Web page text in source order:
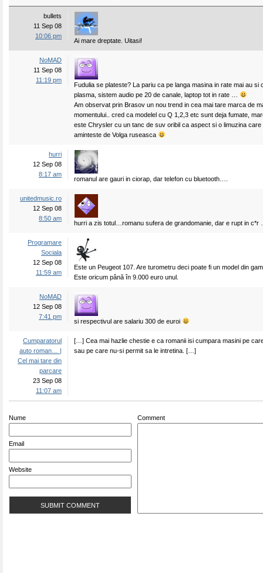
bullets
11 Sep 08
10:06 pm
Ai mare dreptate. Uitasi!
NoMAD
11 Sep 08
11:19 pm
Fudulia se plateste? La pariu ca pe langa masina in rate mai au si
plasma, sistem audio pe 20 de canale, laptop tot in rate …
Am observat prin Brasov un nou trend in cea mai tare marca de
momentului.. cred ca modelel cu Q 1,2,3 etc sunt deja fumate,
este Chrysler cu un tanc de suv oribil ca aspect si o limuzina care
aminteste de Volga ruseasca
hurri
12 Sep 08
8:17 am
romanul are gauri in ciorap, dar telefon cu bluetooth….
unitedmusic.ro
12 Sep 08
8:50 am
hurri a zis totul…romanu sufera de grandomanie, dar e rupt in c*r
Programare
Sociala
12 Sep 08
11:59 am
Este un Peugeot 107. Are turometru deci poate fi un model din
Este oricum până în 9.000 euro unul.
NoMAD
12 Sep 08
7:41 pm
si respectivul are salariu 300 de euroi
Cumparatorul
auto roman… |
Cel mai tare din
parcare
23 Sep 08
11:07 am
[…] Cea mai hazlie chestie e ca romanii isi cumpara masini pe
sau pe care nu-si permit sa le intretina. […]
Nume
Email
Website
Comment